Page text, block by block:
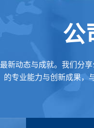
公
新动态与成就。我们分
的专业能力与创新成果，